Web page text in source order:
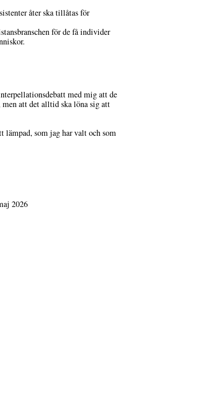
åter ska tillåtas för
för de få individer
med mig att de
men att det alltid ska löna sig att
lämpad, som jag har valt och som
2026